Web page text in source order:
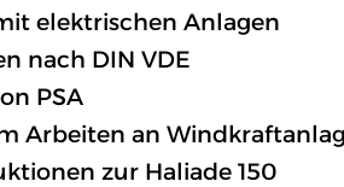
elektrischen Anlagen
nach DIN VDE
PSA
Arbeiten an
zur Haliade 150